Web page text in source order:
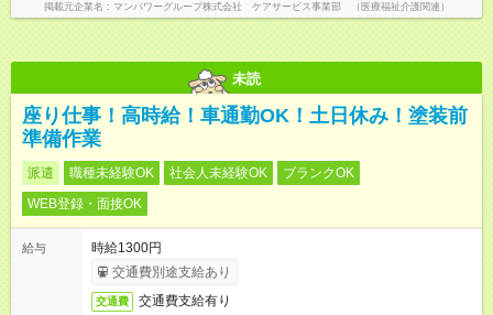
掲載元企業名 マンパワーグループ株式会社 ケアサービス事業部 （医療福祉介護関連）
未読
座り仕事！高時給！車通勤OK！土日休み！塗装前
準備作業
派遣 職種未経験OK 社会人未経験OK
ブランクOK
WEB登録・面接OK
給与
時給1300円
交通費別途支給あり
交通費 交通費支給有り